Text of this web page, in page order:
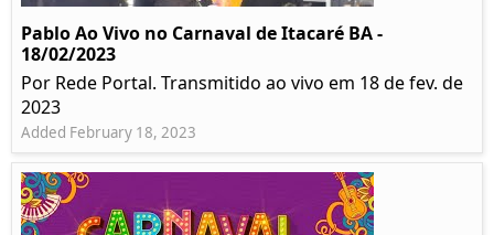
Pablo Ao Vivo no Carnaval de Itacaré BA -
18/02/2023
Por Rede Portal. Transmitido ao vivo em 18 de fev. de
2023
Added February 18, 2023